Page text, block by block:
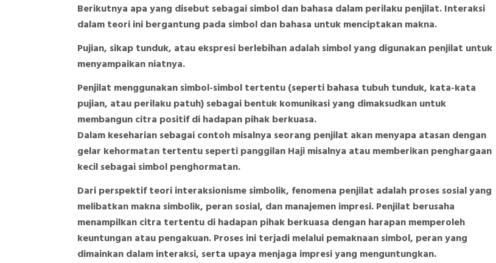
Berikutnya apa yang disebut sebagai simbol dan bahasa dalam perilaku penjilat. Interaksi
dalam teori ini bergantung pada simbol dan bahasa untuk menciptakan makna.
Pujian, sikap tunduk, atau ekspresi berlebihan adalah simbol yang digunakan penjilat untuk
menyampaikan niatnya.
Penjilat menggunakan simbol-simbol tertentu (seperti bahasa tubuh tunduk, kata-kata
pujian, atau perilaku patuh) sebagai bentuk komunikasi yang dimaksudkan untuk
membangun citra positif di hadapan pihak berkuasa.
Dalam keseharian sebagai contoh misalnya seorang penjilat akan menyapa atasan dengan
gelar kehormatan tertentu seperti panggilan Haji misalnya atau memberikan penghargaan
kecil sebagai simbol penghormatan.
Dari perspektif teori interaksionisme simbolik, fenomena penjilat adalah proses sosial yang
melibatkan makna simbolik, peran sosial, dan manajemen impresi. Penjilat berusaha
menampilkan citra tertentu di hadapan pihak berkuasa dengan harapan memperoleh
keuntungan atau pengakuan. Proses ini terjadi melalui pemaknaan simbol, peran yang
dimainkan dalam interaksi, serta upaya menjaga impresi yang menguntungkan.